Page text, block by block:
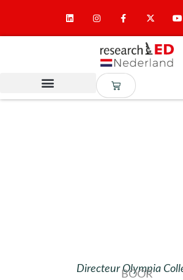
Directeur Olympia
BOOR